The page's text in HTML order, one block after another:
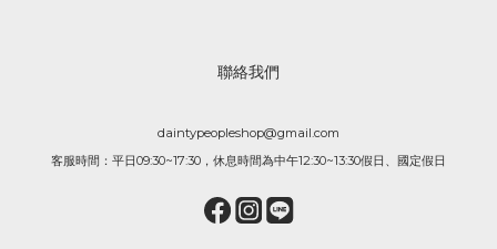
聯絡我們
daintypeopleshop@gmail.com
客服時間：平日09:30~17:30，休息時間為中午12:30~13:30假日、國定假日